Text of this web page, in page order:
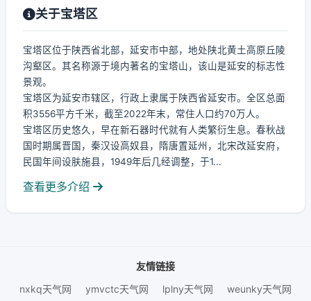
关于宝塔区
宝塔区位于陕西省北部，延安市中部，地处陕北黄土高原丘陵
沟壑区。其名称源于境内著名的宝塔山，该山是延安的标志性
景观。
宝塔区为延安市辖区，行政上隶属于陕西省延安市。全区总面
积3556平方千米，截至2022年末，常住人口约70万人。
宝塔区历史悠久，早在新石器时代就有人类繁衍生息。春秋战
国时期属晋国，秦汉设高奴县，隋唐置延州，北宋改延安府，
民国年间设肤施县，1949年后几经调整，于1...
查看更多介绍
友情链接
nxkq天气网
ymvctc天气网 lplny天气网
weunky天气网